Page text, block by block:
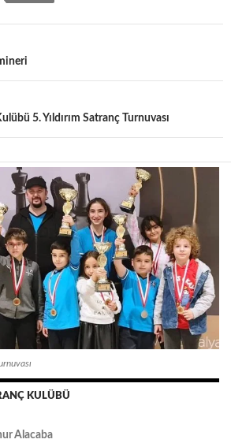
5. Yıldırım Satranç Turnuvası
KULÜBÜ
.Alacaba